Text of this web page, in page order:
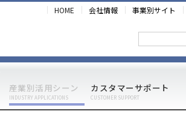
HOME 会社情報 事業別サイト
産業別活用シーン
INDUSTRY APPLICATIONS
カスタマーサポート
CUSTOMER SUPPORT